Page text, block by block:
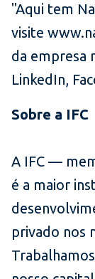
"Aqui tem
visite
da empresa
LinkedIn,
Sobre a IFC
A IFC —
é a maior
privado nos